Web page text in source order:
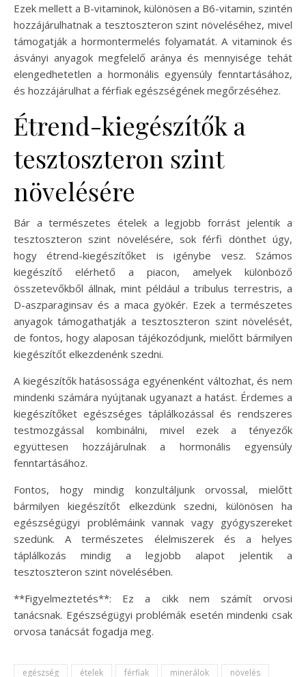
Ezek mellett a B-vitaminok, különösen a B6-vitamin, szintén
hozzájárulhatnak a tesztoszteron szint növeléséhez, mivel
támogatják a hormontermelés folyamatát. A vitaminok és
ásványi anyagok megfelelő aránya és mennyisége tehát
elengedhetetlen a hormonális egyensúly fenntartásához,
és hozzájárulhat a férfiak egészségének megőrzéséhez.
Étrend-kiegészítők a
tesztoszteron szint
növelésére
Bár a természetes ételek a legjobb forrást jelentik a
tesztoszteron szint növelésére, sok férfi dönthet úgy,
hogy étrend-kiegészítőket is igénybe vesz. Számos
kiegészítő elérhető a piacon, amelyek különböző
összetevőkből állnak, mint például a tribulus terrestris, a
D-aszparaginsav és a maca gyökér. Ezek a természetes
anyagok támogathatják a tesztoszteron szint növelését,
de fontos, hogy alaposan tájékozódjunk, mielőtt bármilyen
kiegészítőt elkezdenénk szedni.
A kiegészítők hatásossága egyénenként változhat, és nem
mindenki számára nyújtanak ugyanazt a hatást. Érdemes a
kiegészítőket egészséges táplálkozással és rendszeres
testmozgással kombinálni, mivel ezek a tényezők
együttesen hozzájárulnak a hormonális egyensúly
fenntartásához.
Fontos, hogy mindig konzultáljunk orvossal, mielőtt
bármilyen kiegészítőt elkezdünk szedni, különösen ha
egészségügyi problémáink vannak vagy gyógyszereket
szedünk. A természetes élelmiszerek és a helyes
táplálkozás mindig a legjobb alapot jelentik a
tesztoszteron szint növelésében.
**Figyelmeztetés**: Ez a cikk nem számít orvosi
tanácsnak. Egészségügyi problémák esetén mindenki csak
orvosa tanácsát fogadja meg.
egészség ételek férfiak minerálok növelés